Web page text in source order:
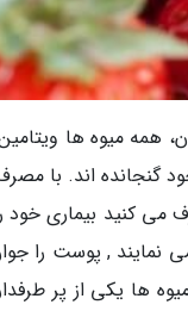
همه میوه ها
خود گنجانده اند.
کنید بیماری خود
, پوست را
ها یکی از پر